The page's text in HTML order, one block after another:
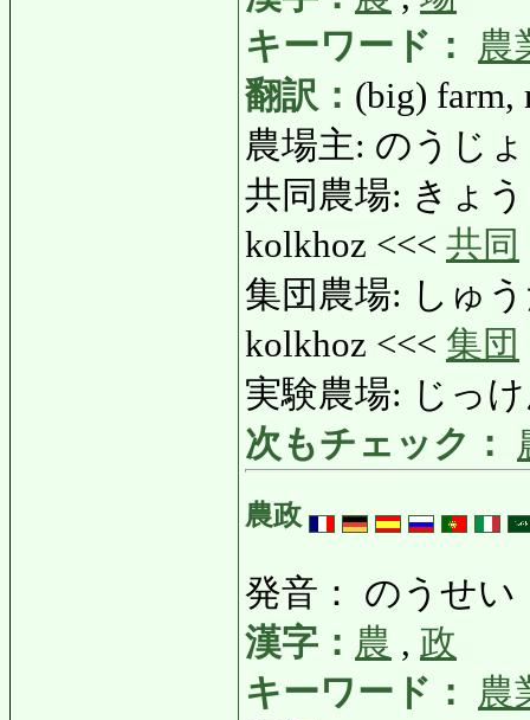
キーワード：
農
翻訳： (big) farm,
農場主: のうじ
共同農場: きょ
kolkhoz <<< 共同
集団農場: しゅ
kolkhoz <<< 集団
実験農場: じっ
次もチェック：
農政
発音： のうせい
漢字： 農 , 政
キーワード：
農